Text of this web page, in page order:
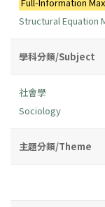
Structural Equation
學科分類/Subject
社會學
Sociology
主題分類/Theme